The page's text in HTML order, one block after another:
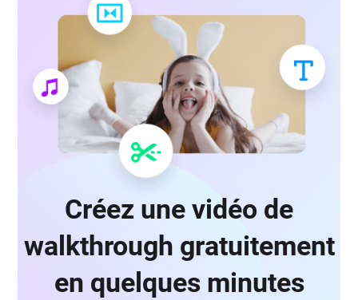
Créez une vidéo de
walkthrough gratuitement
en quelques minutes